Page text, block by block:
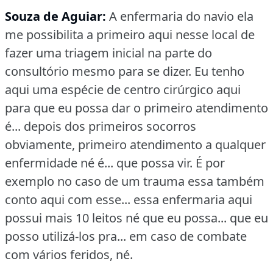
Souza de Aguiar: A enfermaria do navio ela
me possibilita a primeiro aqui nesse local de
fazer uma triagem inicial na parte do
consultório mesmo para se dizer. Eu tenho
aqui uma espécie de centro cirúrgico aqui
para que eu possa dar o primeiro atendimento
é... depois dos primeiros socorros
obviamente, primeiro atendimento a qualquer
enfermidade né é... que possa vir. É por
exemplo no caso de um trauma essa também
conto aqui com esse... essa enfermaria aqui
possui mais 10 leitos né que eu possa... que eu
posso utilizá-los pra... em caso de combate
com vários feridos, né.